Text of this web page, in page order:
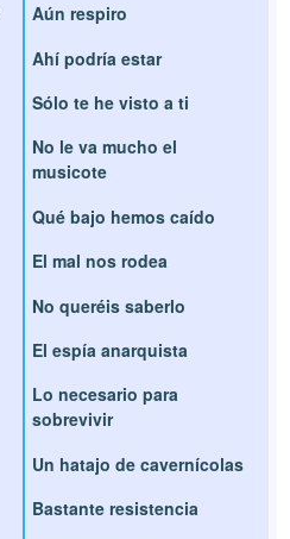
Aún respiro
Ahí podría estar
Sólo te he visto a ti
No le va mucho el
musicote
Qué bajo hemos caído
El mal nos rodea
No queréis saberlo
El espía anarquista
Lo necesario para
sobrevivir
Un hatajo de cavernícolas
Bastante resistencia